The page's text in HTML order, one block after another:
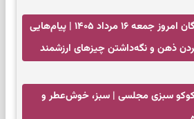
فال فرشتگان امروز جمعه ۱۶ مرداد ۱۴۰۵ | پیام‌هایی
ذهن و نگه‌داشتن چیزهای ارزشمند
کوکو سبزی مجلسی | سبز، خوش‌عطر و